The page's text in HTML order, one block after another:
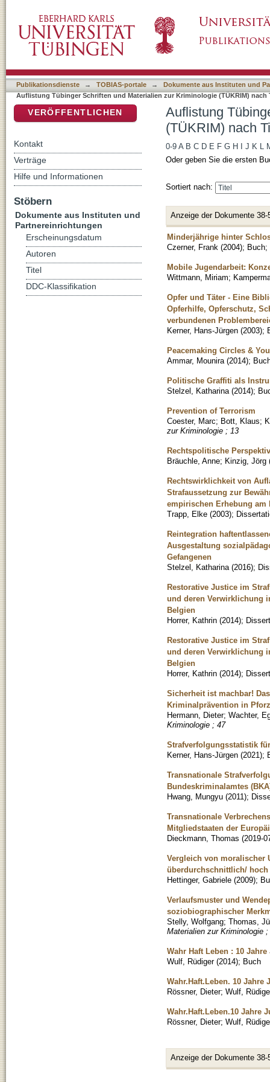
Publikationsdienste → TOBIAS-portale →
Dokumente aus Instituten und
Auflistung Tübinger Schriften und Materialien zur Kriminologie (TÜKRIM) nach
Auflistung
(TÜKRIM) nach
0-9 A B C D E F G H J K L
Oder geben Sie die ersten
Sortiert nach:
Anzeige der Dokumente 38-
Minderjährige hinter
Czerner, Frank (2004); Buch;
Mobile Jugendarbeit:
Wittmann, Miriam;
Opfer und Täter - Eine
Opferhilfe, Opferschutz,
verbundenen
Kerner, Hans-Jürgen (2003);
Peacemaking Circles &
Ammar, Mounira (2014);
Politische Graffiti als
Stelzel, Katharina (2014);
Prevention of Terrorism
Coester, Marc; Bott, Klaus;
zur Kriminologie ; 13
Rechtspolitische
Bräuchle, Anne; Kinzig, Jörg
Rechtswirklichkeit von
Strafaussetzung zur
empirischen Erhebung
Trapp, Elke (2003);
Reintegration
Ausgestaltung
Gefangenen
Stelzel, Katharina (2016);
Restorative Justice im
und deren Verwirklichung
Belgien
Horrer, Kathrin (2014);
Restorative Justice im
und deren Verwirklichung
Belgien
Horrer, Kathrin (2014);
Sicherheit ist machbar!
Kriminalprävention in
Hermann, Dieter; Wachter,
Kriminologie ; 47
Strafverfolgungsstatistik
Kerner, Hans-Jürgen (2021);
Transnationale
Bundeskriminalamtes
Hwang, Mungyu (2011);
Transnationale
Mitgliedstaaten der
Dieckmann, Thomas (2019-
Vergleich von moralischer
überdurchschnittlich/
Hettinger, Gabriele (2009);
Verlaufsmuster und
soziobiographischer
Stelly, Wolfgang; Thomas,
Materialien zur Kriminologie ;
Wahr Haft Leben : 10
Wulf, Rüdiger (2014); Buch
Wahr.Haft.Leben. 10
Rössner, Dieter; Wulf,
Wahr.Haft.Leben.10 Jahre
Rössner, Dieter; Wulf,
Anzeige der Dokumente 38-
VERÖFFENTLICHEN
Kontakt
Verträge
Hilfe und Informationen
Stöbern
Dokumente aus Instituten und
Partnereinrichtungen
Erscheinungsdatum
Autoren
Titel
DDC-Klassifikation